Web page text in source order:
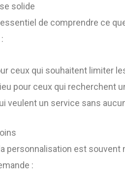
solide
de comprendre ce
ceux qui souhaitent limiter
pour ceux qui recherchent
veulent un service sans
personnalisation est
: